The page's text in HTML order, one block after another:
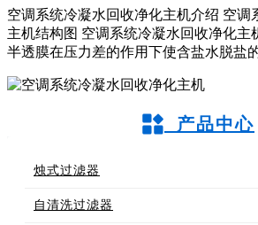
空调系统冷凝水回收净化主机介绍 空调
主机结构图 空调系统冷凝水回收净化主
半透膜在压力差的作用下使含盐水脱盐
产品中心
烛式过滤器
自清洗过滤器